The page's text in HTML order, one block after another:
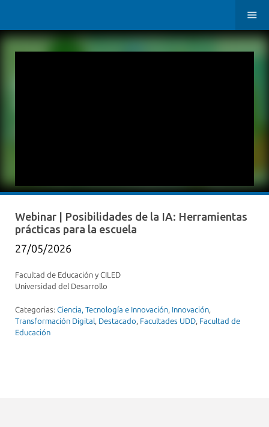
Webinar | Posibilidades de la IA: Herramientas
prácticas para la escuela
27/05/2026
Facultad de Educación y CILED
Universidad del Desarrollo
Categorias: Ciencia, Tecnología e Innovación, Innovación,
Transformación Digital , Destacado, Facultades UDD, Facultad de
Educación